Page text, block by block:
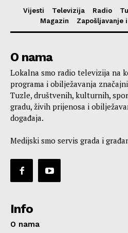
Vijesti Televizija Radio
Magazin
Zapošljavanje
O nama
Lokalna smo radio televizija na
programa i obilježavanja
Tuzle, društvenih, kulturnih,
gradu, živih prijenosa i
događaja.
Medijski smo servis grada i
Info
O nama